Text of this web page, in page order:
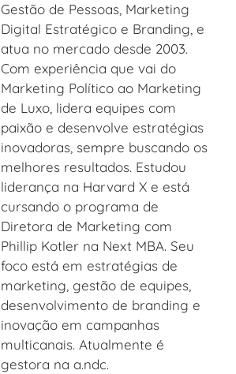
Gestão de Pessoas, Marketing
Digital Estratégico e Branding, e
atua no mercado desde 2003.
Com experiência que vai do
Marketing Político ao Marketing
de Luxo, lidera equipes com
paixão e desenvolve estratégias
inovadoras, sempre buscando os
melhores resultados. Estudou
liderança na Harvard X e está
cursando o programa de
Diretora de Marketing com
Phillip Kotler na Next MBA. Seu
foco está em estratégias de
marketing, gestão de equipes,
desenvolvimento de branding e
inovação em campanhas
multicanais. Atualmente é
gestora na a.ndc.